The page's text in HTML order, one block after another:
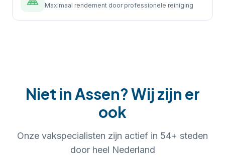
Maximaal rendement door professionele reiniging
Niet in Assen? Wij zijn er
ook
Onze vakspecialisten zijn actief in 54+ steden
door heel Nederland